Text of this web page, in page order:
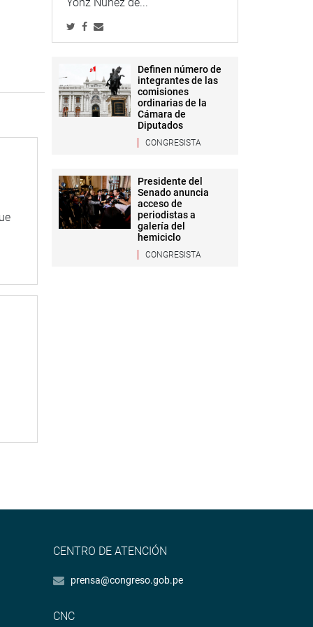
Definen número de
integrantes de las
comisiones
ordinarias de la
Cámara de
Diputados
CONGRESISTA
Presidente del
Senado anuncia
acceso de
periodistas a
galería del
hemiciclo
CONGRESISTA
CENTRO DE ATENCIÓN
prensa@congreso.gob.pe
CNC